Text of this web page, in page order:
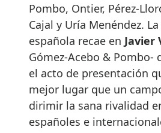
Pombo, Ontier, Pérez-
Cajal y Uría Menéndez.
española recae en Javier
Gómez-Acebo & Pombo-
el acto de presentación
mejor lugar que un
dirimir la sana rivalidad
españoles e